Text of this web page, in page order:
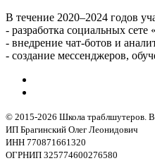
В течение 2020–2024 годов
- разработка социальных
- внедрение чат-ботов и
- создание мессенджеров,
© 2015-2026 Школа траблшутеров.
ИП Брагинский Олег Леонидович
ИНН 770871661320
ОГРНИП 325774600276580